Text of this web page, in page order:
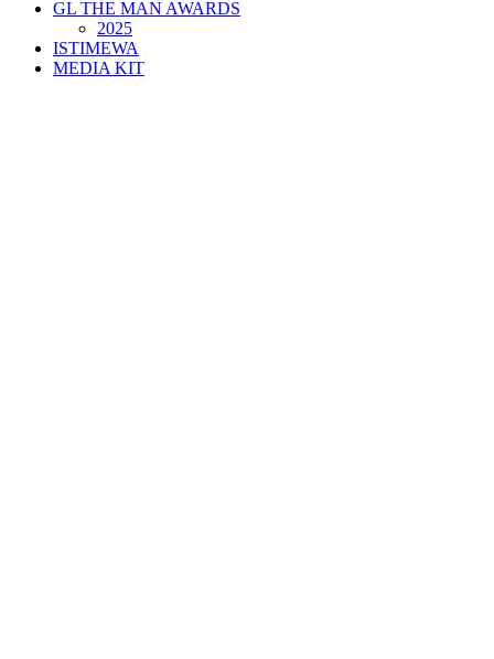
GL THE MAN AWARDS
2025
ISTIMEWA
MEDIA KIT